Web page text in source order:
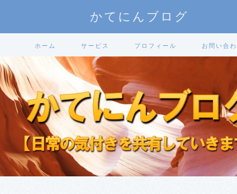
かてにんブログ
ホーム サービス プロフィール お問い合